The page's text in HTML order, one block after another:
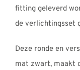
fitting geleverd
de verlichtingsset
Deze ronde en
mat zwart, maakt